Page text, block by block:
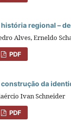
história regional –
Alves, Erneldo
PDF
construção da
Ivan Schneider
PDF